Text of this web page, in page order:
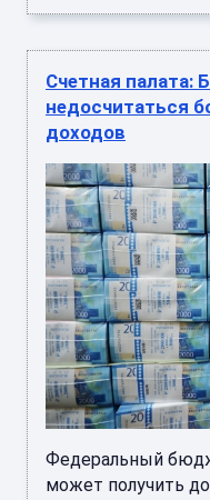
Счетная
недосчитаться
доходов
Федеральный
может получить